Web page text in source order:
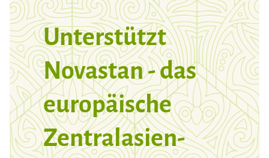
Unterstützt
Novastan - das
europäische
Zentralasien-